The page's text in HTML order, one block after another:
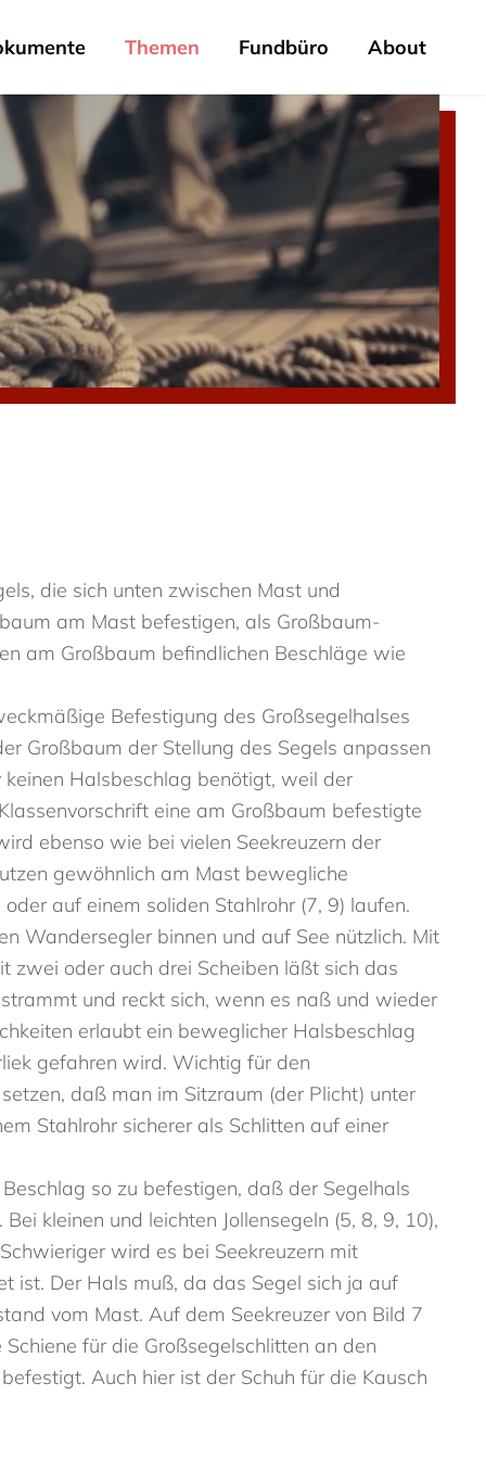
Themen Fundbüro About
die sich unten zwischen Mast und
am Mast befestigen, als Großbaum-
am Großbaum befindlichen Beschläge wie
Befestigung des Großsegelhalses
Großbaum der Stellung des Segels anpassen
Halsbeschlag benötigt, weil der
eine am Großbaum befestigte
ebenso wie bei vielen Seekreuzern der
gewöhnlich am Mast bewegliche
auf einem soliden Stahlrohr (7, 9) laufen.
Wandersegler binnen und auf See nützlich. Mit
zwei oder auch drei Scheiben läßt sich das
und reckt sich, wenn es naß und wieder
erlaubt ein beweglicher Halsbeschlag
gefahren wird. Wichtig für den
daß man im Sitzraum (der Plicht) unter
Stahlrohr sicherer als Schlitten auf einer
so zu befestigen, daß der Segelhals
kleinen und leichten Jollensegeln (5, 8, 9, 10),
wird es bei Seekreuzern mit
ist. Der Hals muß, da das Segel sich ja auf
vom Mast. Auf dem Seekreuzer von Bild 7
für die Großsegelschlitten an den
Auch hier ist der Schuh für die Kausch